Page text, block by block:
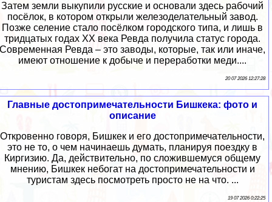
Затем земли выкупили русские и основали здесь рабочий
посёлок, в котором открыли железоделательный завод.
Позже селение стало посёлком городского типа, и лишь в
тридцатых годах XX века Ревда получила статус города.
Современная Ревда – это заводы, которые, так или иначе,
имеют отношение к добыче и переработки меди....
20 07 2026 12:27:28
Главные достопримечательности Бишкека: фото и
описание
Откровенно говоря, Бишкек и его достопримечательности,
это не то, о чем начинаешь думать, планируя поездку в
Киргизию. Да, действительно, по сложившемуся общему
мнению, Бишкек небогат на достопримечательности и
туристам здесь посмотреть просто не на что. ...
19 07 2026 0:22:25